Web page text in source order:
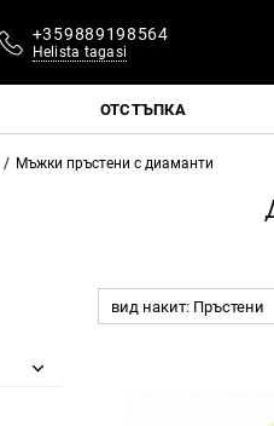
+359889198564
Helista tagasi
ОТСТЪПКА
Мъжки пръстени с диаманти
вид накит: Пръстени